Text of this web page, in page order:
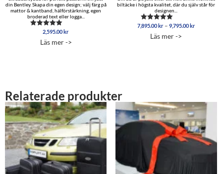
din Bentley. Skapa din egen design; välj färg på
mattor & kantband, hälförstärkning, egen
broderad text eller logga...
Betygsatt
av 5
2,595.00kr
Läs mer ->
biltäcke i högsta kvalitet, där du själv står för
designen...
Betygsatt
av 5
7,895.00kr – 9,795.00kr
Läs mer ->
Relaterade produkter